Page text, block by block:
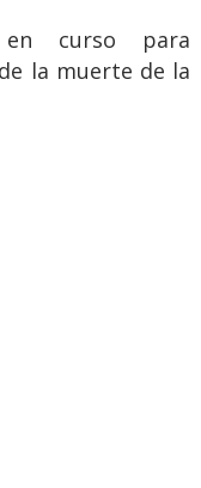
en curso para
la muerte de la